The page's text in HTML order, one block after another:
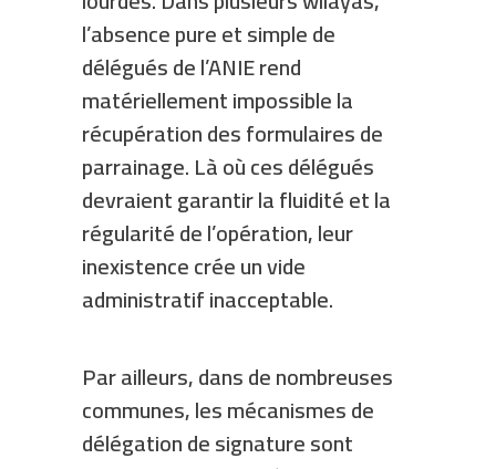
l’absence pure et simple de
délégués de l’ANIE rend
matériellement impossible la
récupération des formulaires de
parrainage. Là où ces délégués
devraient garantir la fluidité et la
régularité de l’opération, leur
inexistence crée un vide
administratif inacceptable.
Par ailleurs, dans de nombreuses
communes, les mécanismes de
délégation de signature sont